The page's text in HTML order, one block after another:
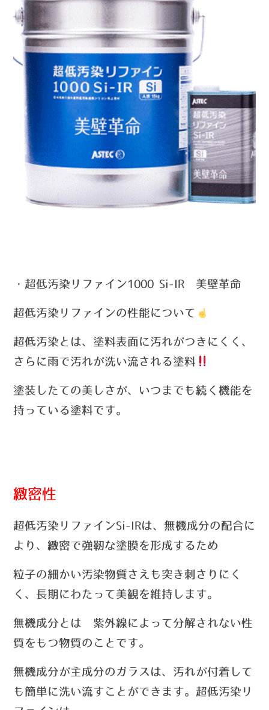
・超低汚染リファイン1000 Si-IR 美壁革命
超低汚染リファインの性能について
超低汚染とは、塗料表面に汚れがつきにくく、
さらに雨で汚れが洗い流される塗料
塗装したての美しさが、いつまでも続く機能を
持っている塗料です。
緻密性
超低汚染リファインSi-IRは、無機成分の配合に
より、緻密で強靭な塗膜を形成するため
粒子の細かい汚染物質さえも突き刺さりにく
く、長期にわたって美観を維持します。
無機成分とは 紫外線によって分解されない性
質をもつ物質のことです。
無機成分が主成分のガラスは、汚れが付着して
も簡単に洗い流すことができます。超低汚染リ